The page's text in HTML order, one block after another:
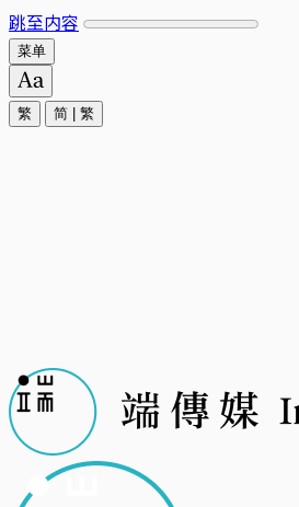
跳至内容
菜单
繁 简 繁